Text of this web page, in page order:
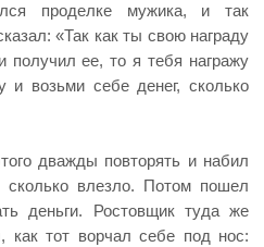
проделке мужика, и так
«Так как ты свою награду
получил ее, то я тебя награжу
и возьми себе денег, сколько
дважды повторять и набил
сколько влезло. Потом пошел
деньги. Ростовщик туда же
тот ворчал себе под нос: